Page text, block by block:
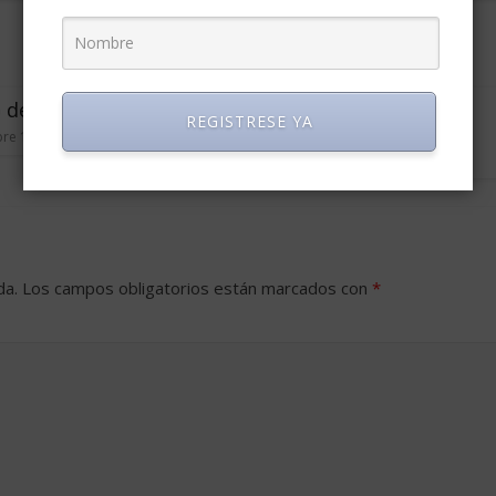
servir
14, 2007
¿Por que no pase la
entrevista laboral?
Los campos obligatorios están marcados con *
REGISTRESE YA